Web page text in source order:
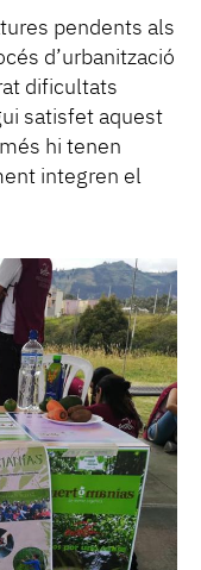
pendents als
d’urbanització
dificultats
satisfet aquest
hi tenen
integren el